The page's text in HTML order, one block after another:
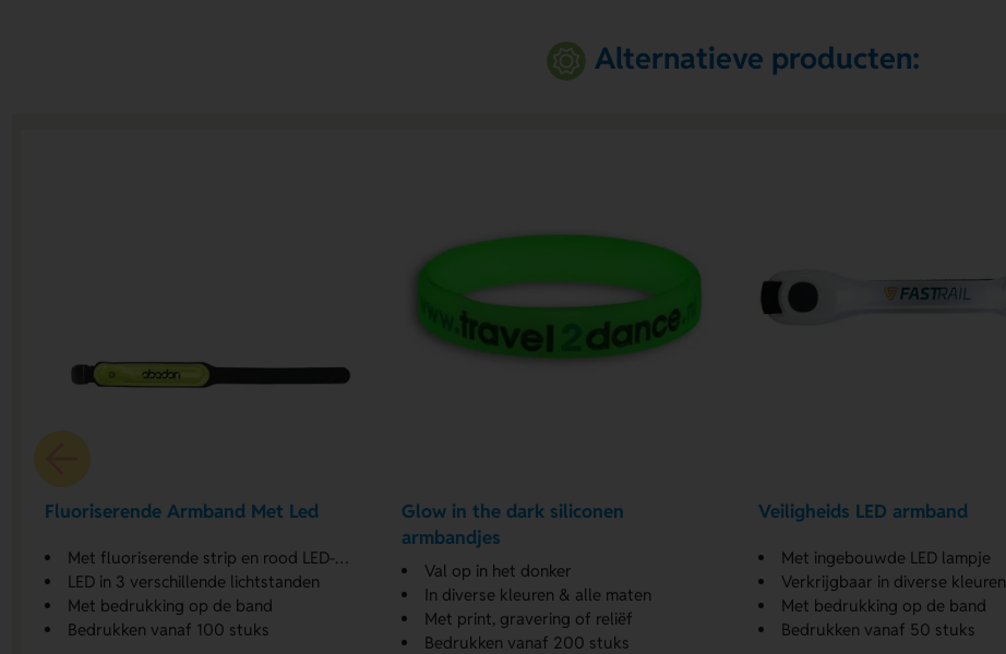
Alternatieve producten:
Fluoriserende Armband Met Led
Met fluoriserende strip en rood LED-licht
LED in 3 verschillende lichtstanden
Met bedrukking op de band
Bedrukken vanaf 100 stuks
Glow in the dark siliconen
armbandjes
Val op in het donker
In diverse kleuren & alle maten
Met print, gravering of reliëf
Bedrukken vanaf 200 stuks
Veiligheids LED armband
Met ingebouwde LED lampje
Verkrijgbaar in diverse kleuren
Met bedrukking op de band
Bedrukken vanaf 50 stuks